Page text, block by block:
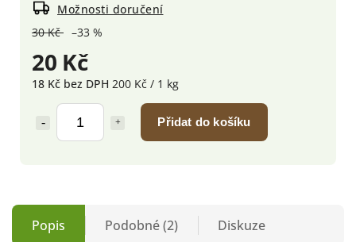
30 Kč –33 %
20 Kč
18 Kč bez DPH 200 Kč / 1 kg
Přidat do košíku
Možnosti doručení
Popis Podobné (2) Diskuze